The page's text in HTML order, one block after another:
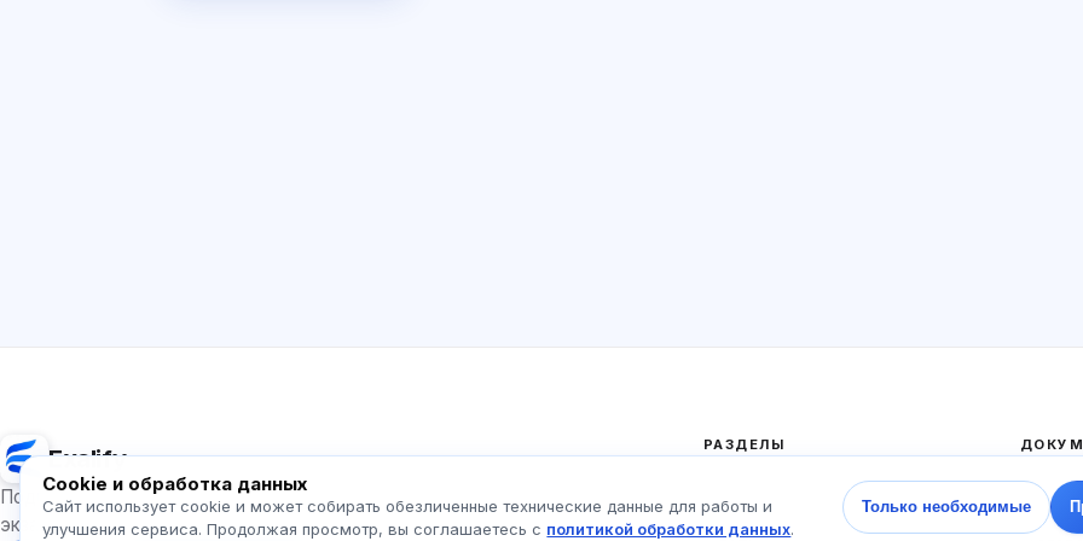
Exalify
Подготовка к международным языковым
экзаменам
РАЗДЕЛЫ
Тесты
Cookie и обработка данных
Сайт использует cookie и может собирать обезличенные технические данные для работы и
улучшения сервиса. Продолжая просмотр, вы соглашаетесь с политикой обработки данных.
Только необходимые